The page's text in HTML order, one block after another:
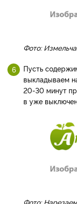
Фото:
Пусть
выкладываем
20-30 минут
в уже
Фото: